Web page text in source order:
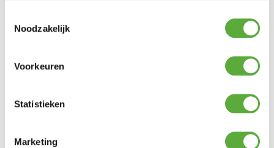
Noodzakelijk
Voorkeuren
Statistieken
Marketing
SKU
676772
BIJPASSENDE ACCESSOIRES EN ALTERNATIEVE